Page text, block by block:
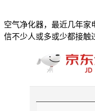
空气净化器，最近几年家
信不少人或多或少都接触